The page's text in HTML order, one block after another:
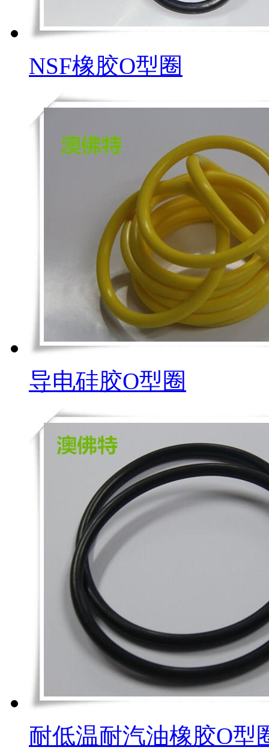
NSF橡胶O型圈
导电硅胶O型圈
耐低温耐汽油橡胶O型